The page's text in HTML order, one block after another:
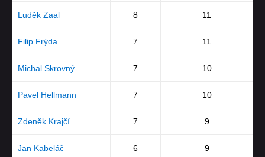
Luděk Zaal 8 11
Filip Frýda 7 11
Michal Skrovný 7 10
Pavel Hellmann 7 10
Zdeněk Krajčí 7 9
Jan Kabeláč 6 9